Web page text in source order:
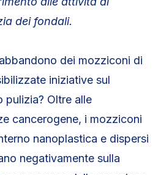
dei fondali.
dei mozziconi di
iniziative sul
pulizia? Oltre alle
cancerogene, i mozziconi
nanoplastica e dispersi
negativamente sulla